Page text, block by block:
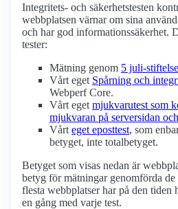
Integritets- och säkerhetstesten
webbplatsen värnar om sina
och har god informations­säkerhet.
tester:
Mätning genom 5 juli-
Vårt eget Spårning och
Webperf Core.
Vårt eget mjukvarutest som
mjukvaran på serversidan
Vårt eget eposttest, som
betyget, inte totalbetyget.
Betyget som visas nedan är
betyg för mätningar genomförda de
flesta webbplatser har på den tiden
en gång med varje test.